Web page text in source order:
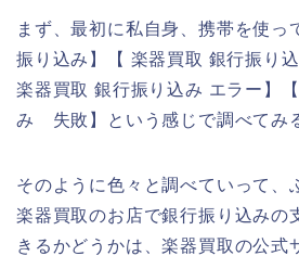
まず、最初に私自身、携帯を使っ
振り込み】【 楽器買取 銀行振り
楽器買取 銀行振り込み エラー】
み 失敗】という感じで調べてみ
そのように色々と調べていって、
楽器買取のお店で銀行振り込みの
きるかどうかは、楽器買取の公式